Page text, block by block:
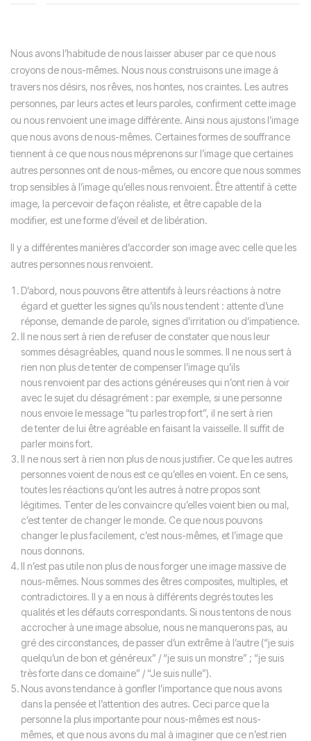
Nous avons l’habitude de nous laisser abuser par ce que nous
croyons de nous-mêmes. Nous nous construisons une image à
travers nos désirs, nos rêves, nos hontes, nos craintes. Les autres
personnes, par leurs actes et leurs paroles, confirment cette image
ou nous renvoient une image différente. Ainsi nous ajustons l’image
que nous avons de nous-mêmes. Certaines formes de souffrance
tiennent à ce que nous nous méprenons sur l’image que certaines
autres personnes ont de nous-mêmes, ou encore que nous sommes
trop sensibles à l’image qu’elles nous renvoient. Être attentif à cette
image, la percevoir de façon réaliste, et être capable de la
modifier, est une forme d’éveil et de libération.
Il y a différentes manières d’accorder son image avec celle que les
autres personnes nous renvoient.
D’abord, nous pouvons être attentifs à leurs réactions à notre
égard et guetter les signes qu’ils nous tendent : attente d’une
réponse, demande de parole, signes d’irritation ou d’impatience.
Il ne nous sert à rien de refuser de constater que nous leur
sommes désagréables, quand nous le sommes. Il ne nous sert à
rien non plus de tenter de compenser l’image qu’ils
nous renvoient par des actions généreuses qui n’ont rien à voir
avec le sujet du désagrément : par exemple, si une personne
nous envoie le message “tu parles trop fort”, il ne sert à rien
de tenter de lui être agréable en faisant la vaisselle. Il suffit de
parler moins fort.
Il ne nous sert à rien non plus de nous justifier. Ce que les autres
personnes voient de nous est ce qu’elles en voient. En ce sens,
toutes les réactions qu’ont les autres à notre propos sont
légitimes. Tenter de les convaincre qu’elles voient bien ou mal,
c’est tenter de changer le monde. Ce que nous pouvons
changer le plus facilement, c’est nous-mêmes, et l’image que
nous donnons.
Il n’est pas utile non plus de nous forger une image massive de
nous-mêmes. Nous sommes des êtres composites, multiples, et
contradictoires. Il y a en nous à différents degrés toutes les
qualités et les défauts correspondants. Si nous tentons de nous
accrocher à une image absolue, nous ne manquerons pas, au
gré des circonstances, de passer d’un extrême à l’autre (“je suis
quelqu’un de bon et généreux” / “je suis un monstre” ; “je suis
très forte dans ce domaine” / “Je suis nulle”).
Nous avons tendance à gonfler l’importance que nous avons
dans la pensée et l’attention des autres. Ceci parce que la
personne la plus importante pour nous-mêmes est nous-
mêmes, et que nous avons du mal à imaginer que ce n’est rien